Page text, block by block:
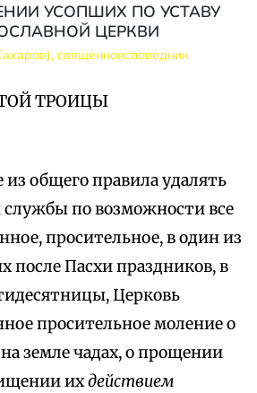
УСОПШИХ ПО УСТАВУ
ЦЕРКВИ
священноисповедник
ТРОИЦЫ
общего правила удалять
по возможности все
просительное, в один из
после Пасхи праздников, в
Церковь
просительное моление о
земле чадах, о прощении
ихдействием